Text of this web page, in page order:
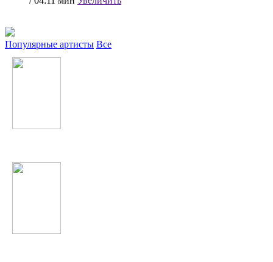
Популярные артисты Все